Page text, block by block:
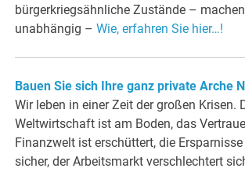
bürgerkriegsähnliche Zustände –
unabhängig –Wie, erfahren Sie hier…!
Bauen Sie sich Ihre ganz private Arche
Wir leben in einer Zeit der großen Krisen.
Weltwirtschaft ist am Boden, das
Finanzwelt ist erschüttert, die
sicher, der Arbeitsmarkt verschlechtert